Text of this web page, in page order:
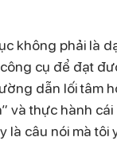
không phải là
cụ để đạt
dẫn lối tâm
và thực hành cái
là câu nói mà tôi